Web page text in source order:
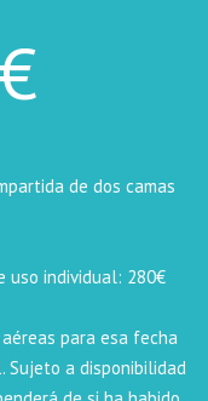
de dos camas
uso individual: 280€
para esa fecha
Sujeto a disponibilidad